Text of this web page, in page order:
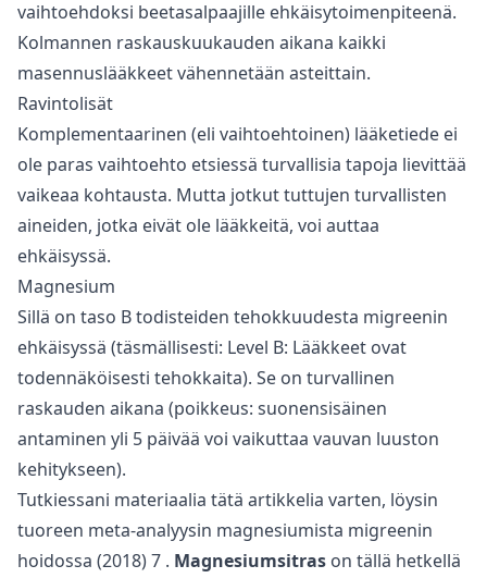
vaihtoehdoksi beetasalpaajille ehkäisytoimenpiteenä.
Kolmannen raskauskuukauden aikana kaikki
masennuslääkkeet vähennetään asteittain.
Ravintolisät
Komplementaarinen (eli vaihtoehtoinen) lääketiede ei
ole paras vaihtoehto etsiessä turvallisia tapoja lievittää
vaikeaa kohtausta. Mutta jotkut tuttujen turvallisten
aineiden, jotka eivät ole lääkkeitä, voi auttaa
ehkäisyssä.
Magnesium
Sillä on taso B todisteiden tehokkuudesta migreenin
ehkäisyssä (täsmällisesti: Level B: Lääkkeet ovat
todennäköisesti tehokkaita). Se on turvallinen
raskauden aikana (poikkeus: suonensisäinen
antaminen yli 5 päivää voi vaikuttaa vauvan luuston
kehitykseen).
Tutkiessani materiaalia tätä artikkelia varten, löysin
tuoreen meta-analyysin magnesiumista migreenin
hoidossa (2018)7 . Magnesiumsitras on tällä hetkellä